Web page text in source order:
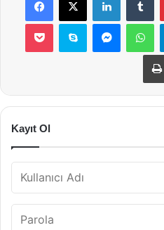
Pocket Skype
Kayıt Ol